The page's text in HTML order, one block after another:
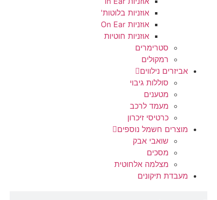
אוזניות בלוטות'
אוזניות On Ear
אוזניות חוטיות
סטרימרים
רמקולים
אביזרים נילווים
סוללות גיבוי
מטענים
מעמד לרכב
כרטיסי זיכרון
מוצרים חשמל נוספים
שואבי אבק
מסכים
מצלמה אלחוטית
מעבדת תיקונים